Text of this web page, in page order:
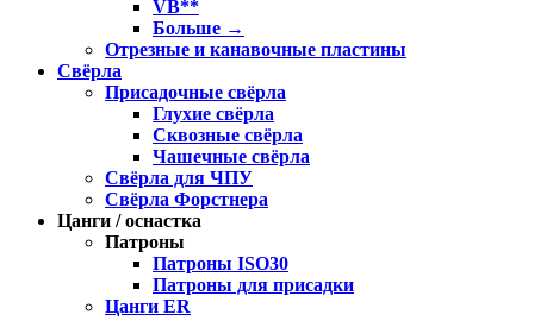
VB**
Больше →
Отрезные и канавочные пластины
Свёрла
Присадочные свёрла
Глухие свёрла
Сквозные свёрла
Чашечные свёрла
Свёрла для ЧПУ
Свёрла Форстнера
Цанги / оснастка
Патроны
Патроны ISO30
Патроны для присадки
Цанги ER